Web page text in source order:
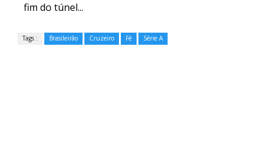
fim do túnel...
Tags : Brasileirão Cruzeiro Fé Série A